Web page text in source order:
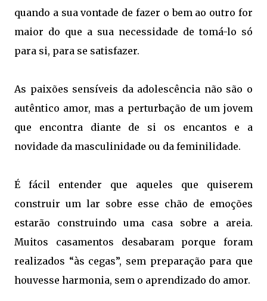
quando a sua vontade de fazer o bem ao outro for
maior do que a sua necessidade de tomá-lo só
para si, para se satisfazer.
As paixões sensíveis da adolescência não são o
autêntico amor, mas a perturbação de um jovem
que encontra diante de si os encantos e a
novidade da masculinidade ou da feminilidade.
É fácil entender que aqueles que quiserem
construir um lar sobre esse chão de emoções
estarão construindo uma casa sobre a areia.
Muitos casamentos desabaram porque foram
realizados “às cegas”, sem preparação para que
houvesse harmonia, sem o aprendizado do amor.